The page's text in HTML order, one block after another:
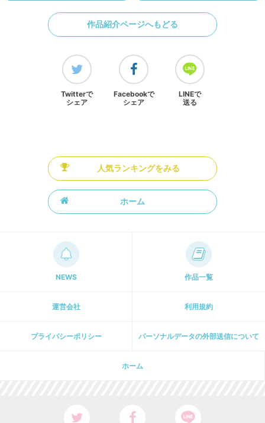
作品紹介ページへもどる
Twitterで
シェア
Facebookで
シェア
LINEで
送る
人気ランキングをみる
ホーム
NEWS 作品一覧
運営会社 利用規約
プライパシーポリシー パーソナルデータの外部送信について
ホーム